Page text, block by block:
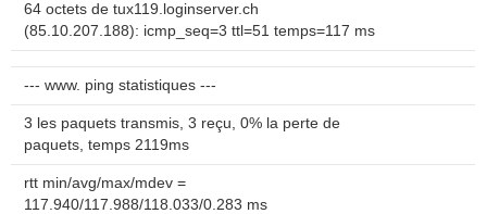
64 octets de tux119.loginserver.ch
(85.10.207.188): icmp_seq=3 ttl=51 temps=117 ms
--- www. ping statistiques ---
3 les paquets transmis, 3 reçu, 0% la perte de
paquets, temps 2119ms
rtt min/avg/max/mdev =
117.940/117.988/118.033/0.283 ms